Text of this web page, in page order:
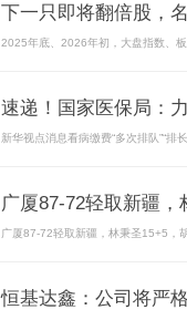
下一只即将翻倍股，
2025年底、2026年初，大盘指数、
速递！国家医保局：
新华视点消息看病缴费“多次排队”“排
广厦87-72轻取新疆
广厦87-72轻取新疆，林秉圣15+5，
恒基达鑫：公司将严